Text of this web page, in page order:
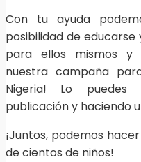
Con tu ayuda
posibilidad de
para ellos mismos y
nuestra campaña
Nigeria! Lo puedes
publicación y haciendo
¡Juntos, podemos
de cientos de niños!